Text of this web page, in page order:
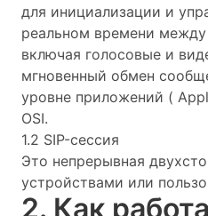
для инициализации и
реальном времени между
включая голосовые и
мгновенный обмен
уровне приложений (
OSI.
1.2 SIP-сессия
Это непрерывная
устройствами или
2. Как